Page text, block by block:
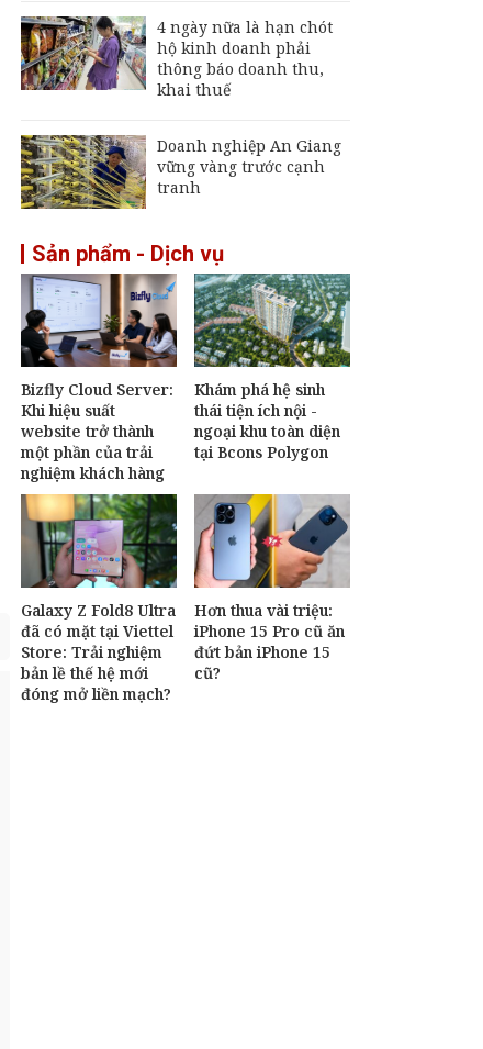
4 ngày nữa là hạn chót
hộ kinh doanh phải
thông báo doanh thu,
khai thuế
Doanh nghiệp An Giang
vững vàng trước cạnh
tranh
Sản phẩm - Dịch vụ
Bizfly Cloud Server:
Khi hiệu suất
website trở thành
một phần của trải
nghiệm khách hàng
Khám phá hệ sinh
thái tiện ích nội -
ngoại khu toàn diện
tại Bcons Polygon
Galaxy Z Fold8 Ultra
đã có mặt tại Viettel
Store: Trải nghiệm
bản lề thế hệ mới
đóng mở liền mạch?
Hơn thua vài triệu:
iPhone 15 Pro cũ ăn
đứt bản iPhone 15
cũ?